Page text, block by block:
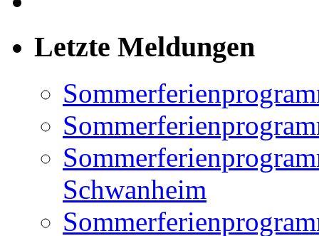
Letzte Meldungen
Schwanheim